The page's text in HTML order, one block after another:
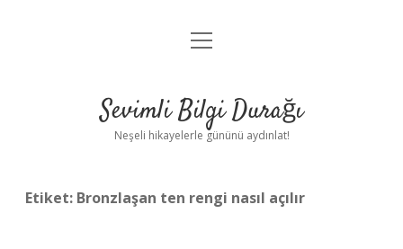
Anasayfa
Yasal Uyarı
menüyü
Sevimli Bilgi Durağı
Neşeli hikayelerle gününü aydınlat!
Etiket: Bronzlaşan ten rengi nasıl açılır